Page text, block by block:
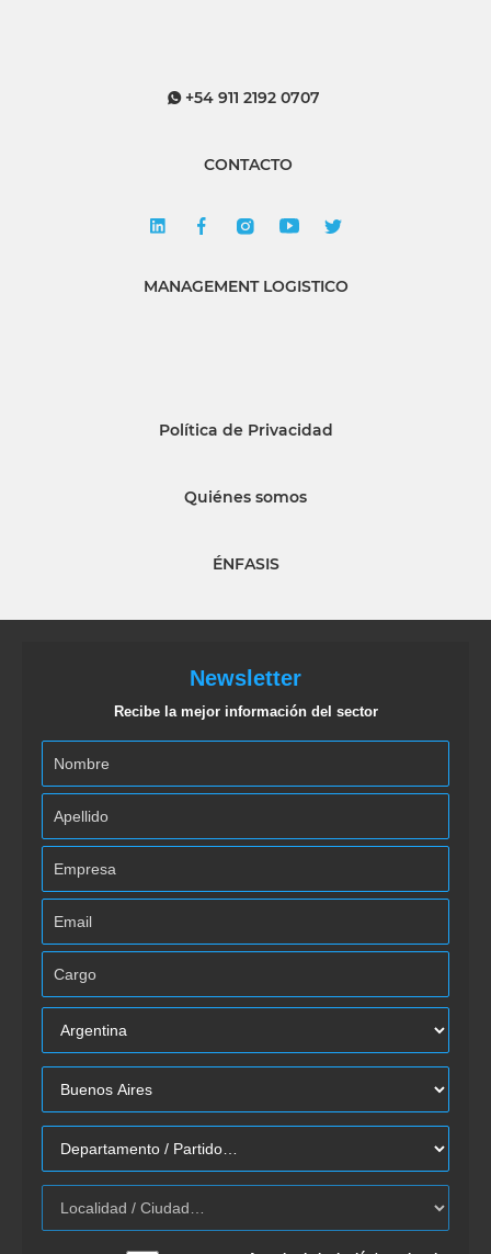
+54 911 2192 0707
CONTACTO
MANAGEMENT LOGISTICO
Política de Privacidad
Quiénes somos
ÉNFASIS
Newsletter
Recibe la mejor información del sector